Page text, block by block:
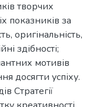
творчих
показників за
оригінальність,
здібності;
мотивів
досягти успіху.
Стратегії